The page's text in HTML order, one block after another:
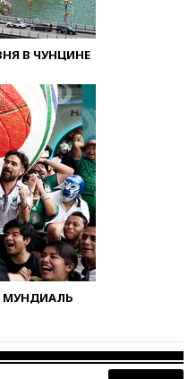
В ЧУНЦИНЕ